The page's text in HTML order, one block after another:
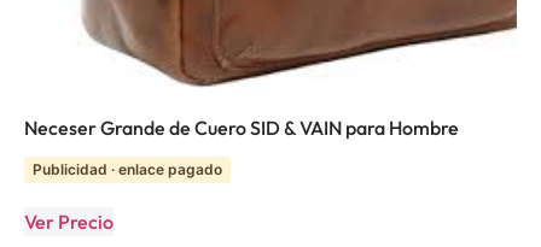
Neceser Grande de Cuero SID & VAIN para Hombre
Publicidad · enlace pagado
Ver Precio